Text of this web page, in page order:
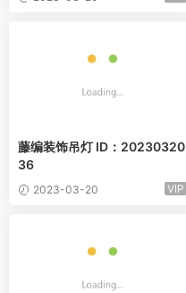
藤编装饰吊灯 ID：20230320
36
2023-03-20 VIP